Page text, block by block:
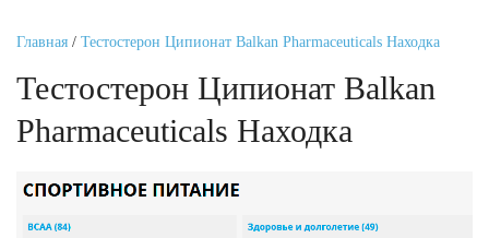
Главная / Тестостерон Ципионат Balkan Pharmaceuticals Находка
Тестостерон Ципионат Balkan
Pharmaceuticals Находка